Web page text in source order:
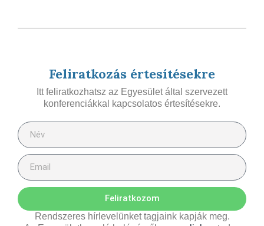
Feliratkozás értesítésekre
Itt feliratkozhatsz az Egyesület által szervezett
konferenciákkal kapcsolatos értesítésekre.
Feliratkozom
Rendszeres hírlevelünket tagjaink kapják meg.